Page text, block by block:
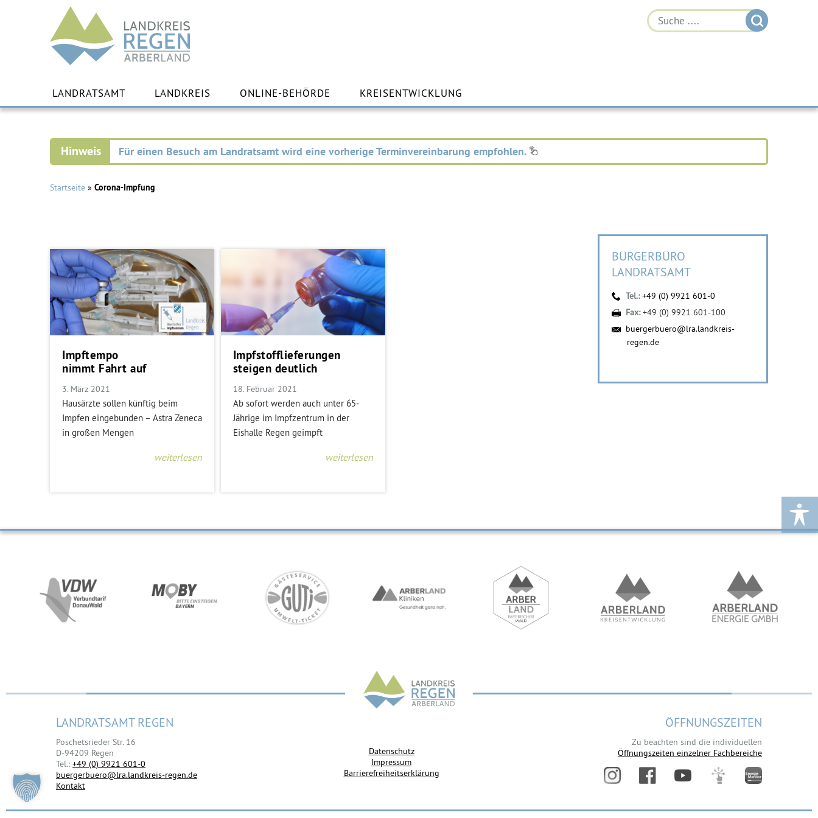
Landkreis
Regen
Inhalt
springen
LANDRATSAMT LANDKREIS ONLINE-BEHÖRDE KREISENTWICKLUNG
Für einen Besuch am Landratsamt wird eine vorherige Terminvereinbarung empfohlen.
Startseite » Corona-Impfung
Impftempo
nimmt Fahrt auf
3. März 2021
Hausärzte sollen künftig beim
Impfen eingebunden – Astra Zeneca
in großen Mengen
weiterlesen
Impfstofflieferungen
steigen deutlich
18. Februar 2021
Ab sofort werden auch unter 65-
Jährige im Impfzentrum in der
Eishalle Regen geimpft
weiterlesen
BÜRGERBÜRO
LANDRATSAMT
Tel.:+49 (0) 9921 601-0
Fax:+49 (0) 9921 601-100
buergerbuero@lra.landkreis-
regen.de
LANDRATSAMT REGEN
Poschetsrieder Str. 16
D-94209 Regen
Tel.: +49 (0) 9921 601-0
buergerbuero@lra.landkreis-regen.de
Kontakt
Datenschutz
Impressum
Barrierefreiheitserklärung
ÖFFNUNGSZEITEN
Zu beachten sind die individuellen
Öffnungszeiten einzelner Fachbereiche